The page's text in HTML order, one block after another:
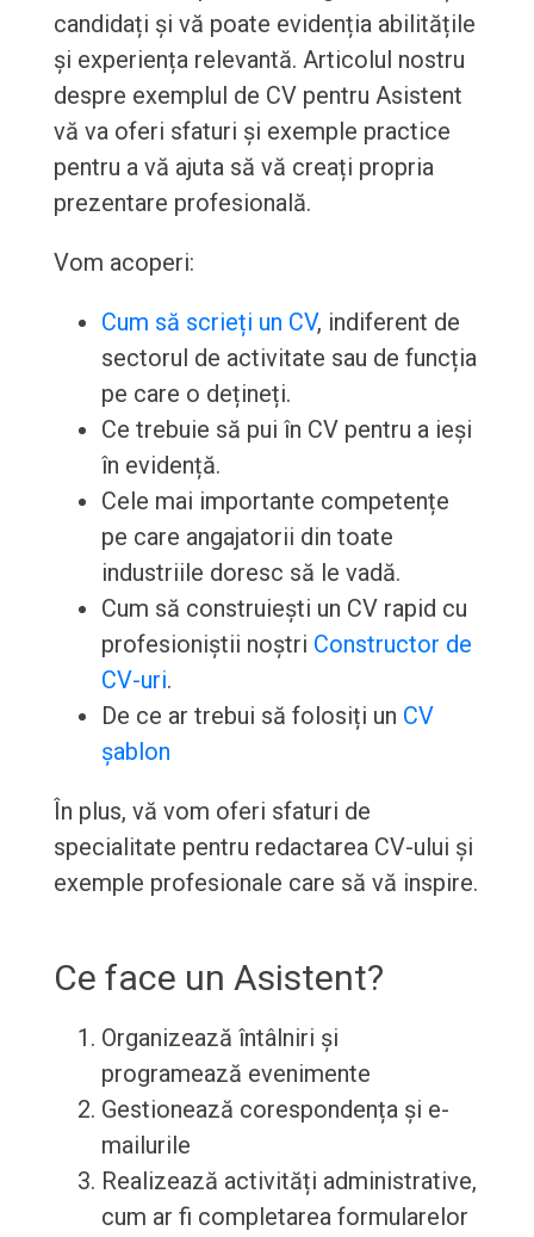
candidați și vă poate evidenția abilitățile
și experiența relevantă. Articolul nostru
despre exemplul de CV pentru Asistent
vă va oferi sfaturi și exemple practice
pentru a vă ajuta să vă creați propria
prezentare profesională.
Vom acoperi:
Cum să scrieți un CV, indiferent de
sectorul de activitate sau de funcția
pe care o dețineți.
Ce trebuie să pui în CV pentru a ieși
în evidență.
Cele mai importante competențe
pe care angajatorii din toate
industriile doresc să le vadă.
Cum să construiești un CV rapid cu
profesioniștii noștri Constructor de
CV-uri.
De ce ar trebui să folosiți un CV
șablon
În plus, vă vom oferi sfaturi de
specialitate pentru redactarea CV-ului și
exemple profesionale care să vă inspire.
Ce face un Asistent?
Organizează întâlniri și
programează evenimente
Gestionează corespondența și e-
mailurile
Realizează activități administrative,
cum ar fi completarea formularelor